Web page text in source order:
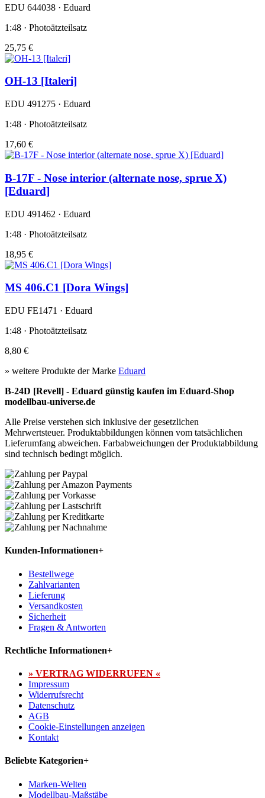
EDU 644038 · Eduard
1:48 · Photoätzteilsatz
25,75 €
OH-13 [Italeri]
EDU 491275 · Eduard
1:48 · Photoätzteilsatz
17,60 €
B-17F - Nose interior (alternate nose, sprue X)
[Eduard]
EDU 491462 · Eduard
1:48 · Photoätzteilsatz
18,95 €
MS 406.C1 [Dora Wings]
EDU FE1471 · Eduard
1:48 · Photoätzteilsatz
8,80 €
» weitere Produkte der Marke Eduard
B-24D [Revell] - Eduard günstig kaufen im Eduard-Shop
modellbau-universe.de
Alle Preise verstehen sich inklusive der gesetzlichen
Mehrwertsteuer. Produktabbildungen können vom tatsächlichen
Lieferumfang abweichen. Farbabweichungen der Produktabbildung
sind technisch bedingt möglich.
Kunden-Informationen+
Bestellwege
Zahlvarianten
Lieferung
Versandkosten
Sicherheit
Fragen & Antworten
Rechtliche Informationen+
» VERTRAG WIDERRUFEN «
Impressum
Widerrufsrecht
Datenschutz
AGB
Cookie-Einstellungen anzeigen
Kontakt
Beliebte Kategorien+
Marken-Welten
Modellbau-Maßstäbe